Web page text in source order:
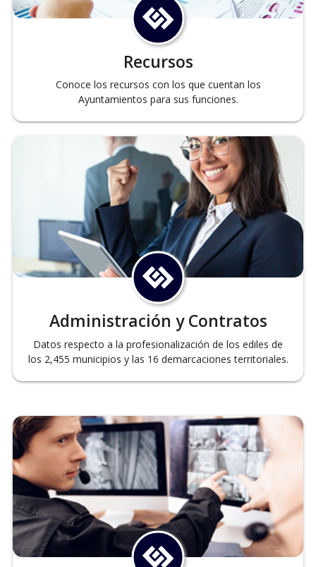
Recursos
Conoce los recursos con los que cuentan los
Ayuntamientos para sus funciones.
Administración y Contratos
Datos respecto a la profesionalización de los ediles de
los 2,455 municipios y las 16 demarcaciones territoriales.